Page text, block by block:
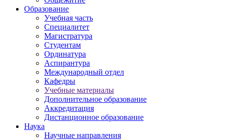
Образование
Учебная часть
Специалитет
Магистратура
Студентам
Ординатура
Аспирантура
Международный отдел
Кафедры
Учебные материалы
Дополнительное образование
Аккредитация
Дистанционное образование
Наука
Научные направления